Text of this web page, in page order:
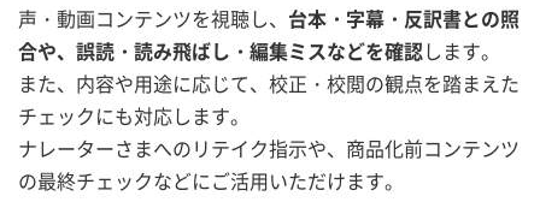
声・動画コンテンツを視聴し、 台本・字幕・反訳書との照
合や、誤読・読み飛ばし・編集ミスなどを確認 します。
また、内容や用途に応じて、校正・校閲の観点を踏まえた
チェックにも対応します。
ナレーターさまへのリテイク指示や、商品化前コンテンツ
の最終チェックなどにご活用いただけます。